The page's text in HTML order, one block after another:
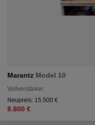
Marantz Model 10
Vollverstärker
Neupreis: 15.500 €
8.800 €